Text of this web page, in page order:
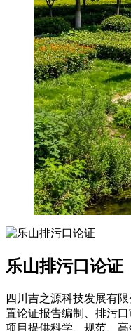
乐山排污口论证
四川吉之源科技发展有
置论证报告编制、排污
项目提供科学、规范、高